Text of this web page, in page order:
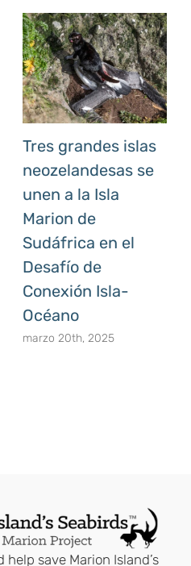
Tres grandes islas
neozelandesas se
unen a la Isla
Marion de
Sudáfrica en el
Desafío de
Conexión Isla-
Océano
marzo 20th, 2025
save Marion Island’s